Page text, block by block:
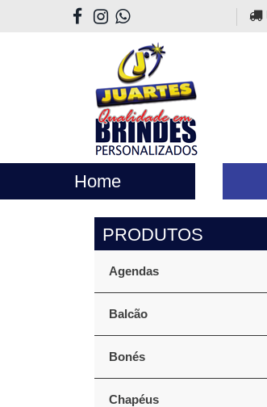
Home
Agendas
Balcão
Bonés
Chapéus